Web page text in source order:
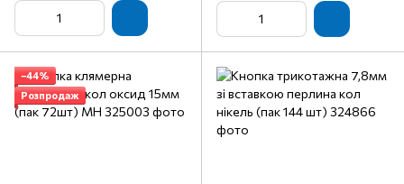
−44%
Розпродаж